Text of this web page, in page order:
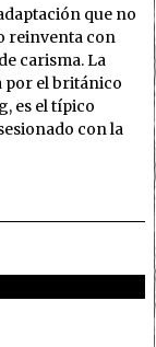
que no
reinventa con
carisma. La
por el británico
es el típico
con la